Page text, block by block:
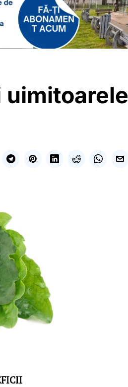
uimitoarele